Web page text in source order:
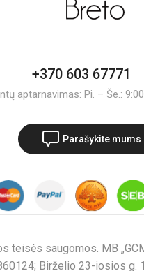
+370 603 67771
aptarnavimas: Pi. – Še.:
Parašykite mums
teisės saugomos. MB
Birželio 23-iosios g.